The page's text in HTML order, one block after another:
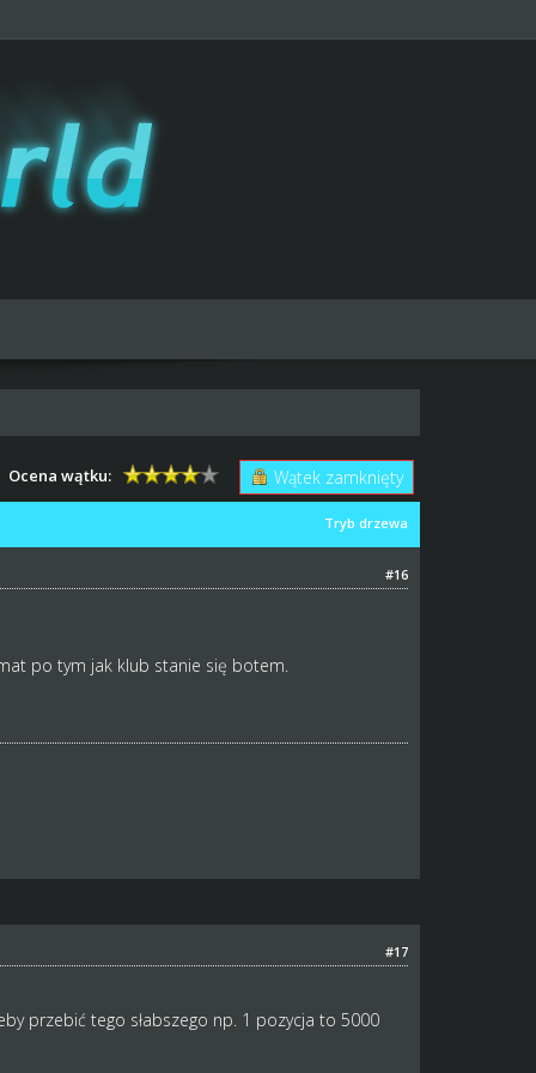
Wątek zamknięty
Ocena wątku:
Tryb drzewa
#16
po tym jak klub stanie się botem.
#17
przebić tego słabszego np. 1 pozycja to 5000